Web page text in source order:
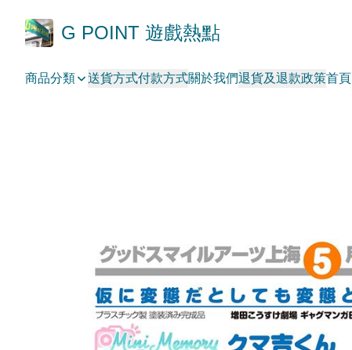
G POINT 遊戲熱點
商品分類 送貨方式付款方式關於我們退貨及退款政策首頁